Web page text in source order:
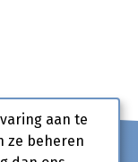
aan te
ze beheren